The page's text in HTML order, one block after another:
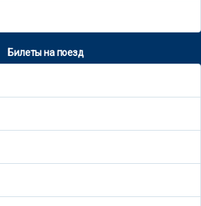
Билеты на поезд